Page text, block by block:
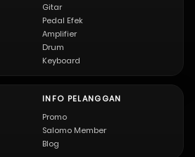
Gitar
Pedal Efek
Amplifier
Drum
Keyboard
INFO PELANGGAN
Promo
Salomo Member
Blog